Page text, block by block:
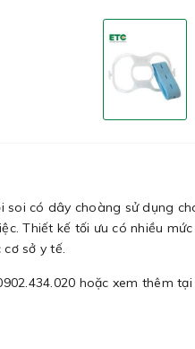
soi có dây choàng sử dụng
Thiết kế tối ưu có nhiều
sở y tế.
hoặc xem thêm